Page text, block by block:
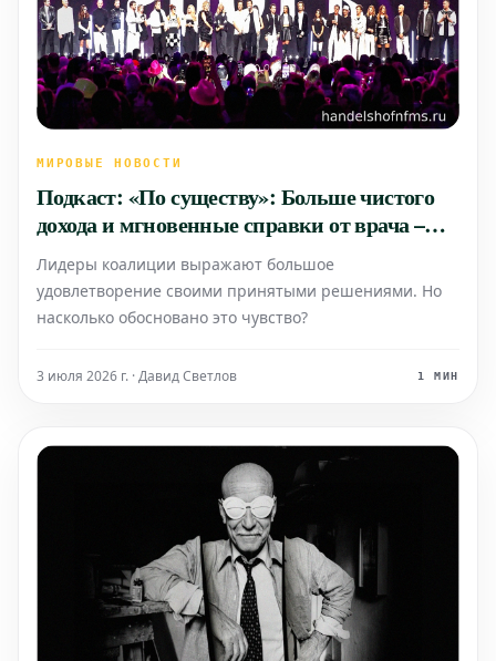
МИРОВЫЕ НОВОСТИ
Подкаст: «По существу»: Больше чистого
дохода и мгновенные справки от врача –
что планирует правительство
Лидеры коалиции выражают большое
удовлетворение своими принятыми решениями. Но
насколько обосновано это чувство?
3 июля 2026 г. · Давид Светлов 1 МИН